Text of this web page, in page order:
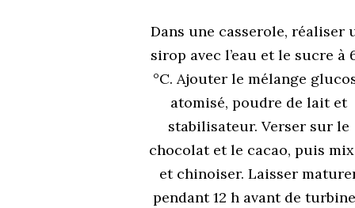
Dans une casserole, réaliser
sirop avec l’eau et le sucre à
°C. Ajouter le mélange
atomisé, poudre de lait et
stabilisateur. Verser sur le
chocolat et le cacao, puis
et chinoiser. Laisser
pendant 12 h avant de